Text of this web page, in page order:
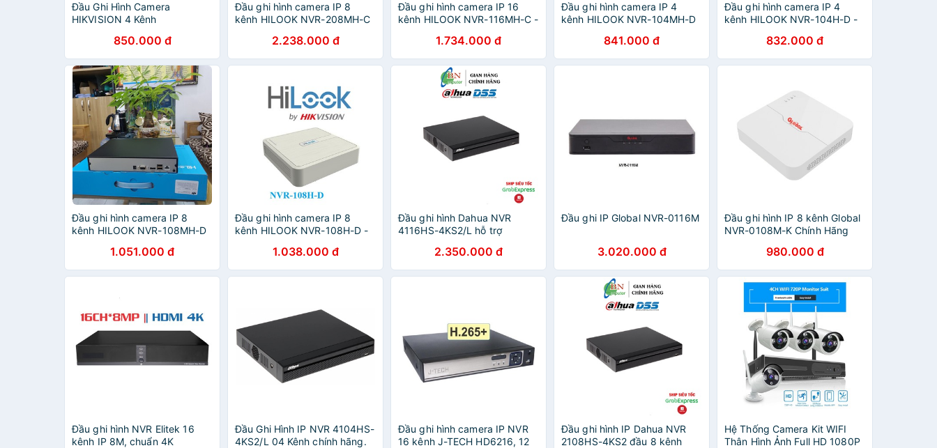
Đầu Ghi Hình Camera
HIKVISION 4 Kênh
850.000 đ
Đầu ghi hình camera IP 8
kênh HILOOK NVR-208MH-C
2.238.000 đ
Đầu ghi hình camera IP 16
kênh HILOOK NVR-116MH-C -
1.734.000 đ
Đầu ghi hình camera IP 4
kênh HILOOK NVR-104MH-D
841.000 đ
Đầu ghi hình camera IP 4
kênh HILOOK NVR-104H-D -
832.000 đ
Đầu ghi hình camera IP 8
kênh HILOOK NVR-108MH-D
1.051.000 đ
Đầu ghi hình camera IP 8
kênh HILOOK NVR-108H-D -
1.038.000 đ
Đầu ghi hình Dahua NVR
4116HS-4KS2/L hỗ trợ
2.350.000 đ
Đầu ghi IP Global NVR-0116M
3.020.000 đ
Đầu ghi hình IP 8 kênh Global
NVR-0108M-K Chính Hãng
980.000 đ
Đầu ghi hình NVR Elitek 16
kênh IP 8M, chuẩn 4K
Đầu Ghi Hình IP NVR 4104HS-
4KS2/L 04 Kênh chính hãng.
Đầu ghi hình camera IP NVR
16 kênh J-TECH HD6216, 12
Đầu ghi hình IP Dahua NVR
2108HS-4KS2 đầu 8 kênh
Hệ Thống Camera Kit WIFI
Thân Hình Ảnh Full HD 1080P